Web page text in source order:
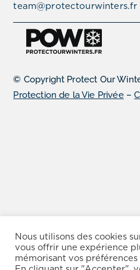
team@protectourwinters.fr
© Copyright Protect Our
Protection de la Vie Privée–
Nous utilisons des cookies
vous offrir une expérience
mémorisant vos